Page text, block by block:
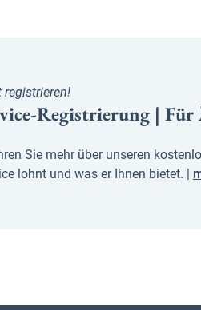
registrieren!
Registrierung |
Sie mehr über unseren
lohnt und was er Ihnen bietet. |